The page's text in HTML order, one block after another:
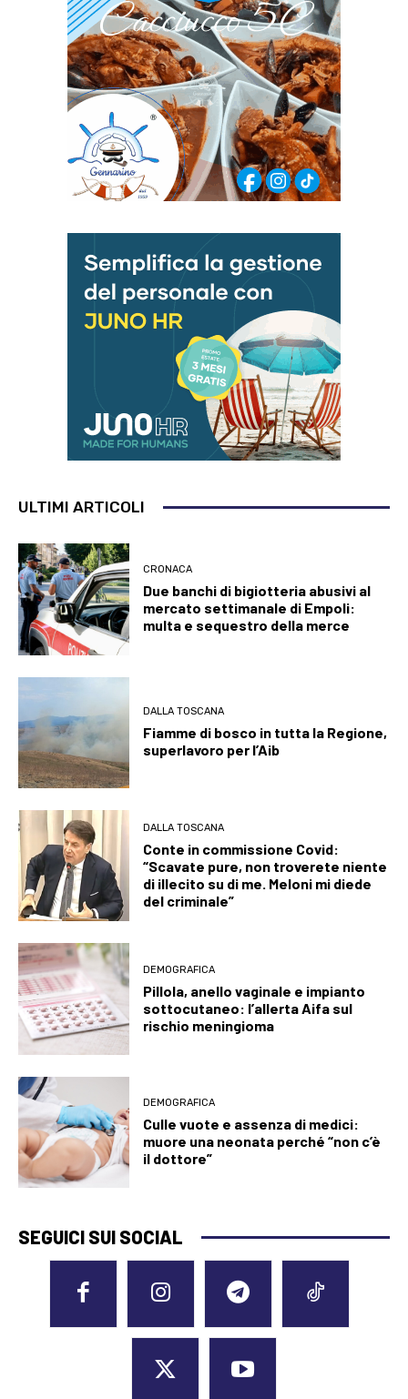
ULTIMI ARTICOLI
CRONACA
Due banchi di bigiotteria abusivi al
mercato settimanale di Empoli:
multa e sequestro della merce
DALLA TOSCANA
Fiamme di bosco in tutta la Regione,
superlavoro per l’Aib
DALLA TOSCANA
Conte in commissione Covid:
“Scavate pure, non troverete niente
di illecito su di me. Meloni mi diede
del criminale”
DEMOGRAFICA
Pillola, anello vaginale e impianto
sottocutaneo: l’allerta Aifa sul
rischio meningioma
DEMOGRAFICA
Culle vuote e assenza di medici:
muore una neonata perché “non c’è
il dottore”
SEGUICI SUI SOCIAL